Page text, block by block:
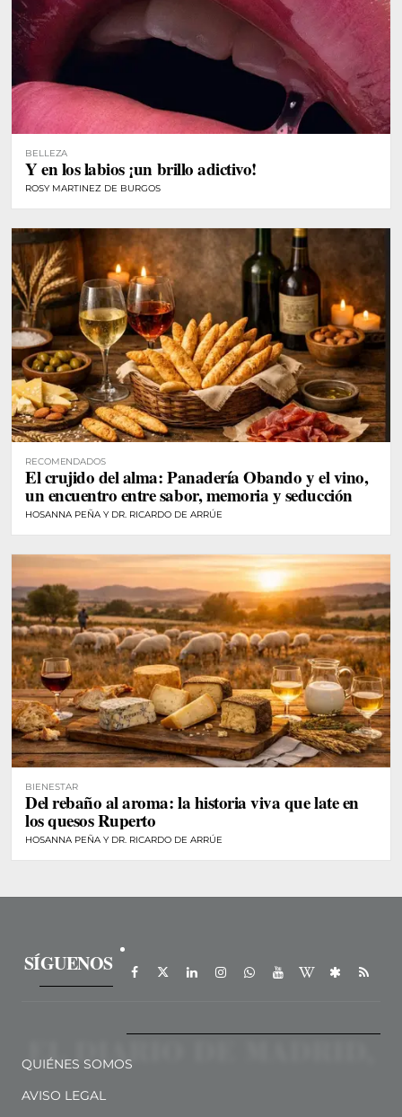
BELLEZA
Y en los labios ¡un brillo adictivo!
ROSY MARTINEZ DE BURGOS
RECOMENDADOS
El crujido del alma: Panadería Obando y el vino,
un encuentro entre sabor, memoria y seducción
HOSANNA PEÑA Y DR. RICARDO DE ARRÚE
BIENESTAR
Del rebaño al aroma: la historia viva que late en
los quesos Ruperto
HOSANNA PEÑA Y DR. RICARDO DE ARRÚE
SÍGUENOS
QUIÉNES SOMOS
AVISO LEGAL